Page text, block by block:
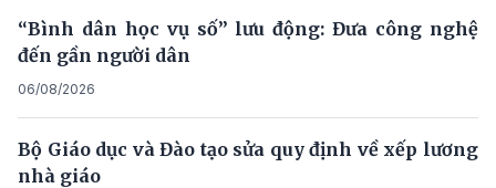
“Bình dân học vụ số” lưu động: Đưa công nghệ
đến gần người dân
06/08/2026
Bộ Giáo dục và Đào tạo sửa quy định về xếp lương
nhà giáo